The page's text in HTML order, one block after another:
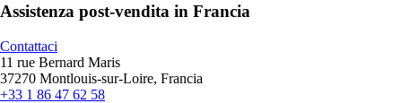
Assistenza post-vendita in Francia
Contattaci
11 rue Bernard Maris
37270 Montlouis-sur-Loire, Francia
+33 1 86 47 62 58